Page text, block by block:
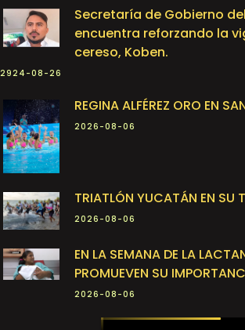
Secretaría de Gobierno
encuentra reforzando la
cereso, Koben.
2924-08-26
REGINA ALFÉREZ ORO EN
2026-08-06
TRIATLÓN YUCATÁN EN SU
2026-08-06
EN LA SEMANA DE LA
PROMUEVEN SU
2026-08-06